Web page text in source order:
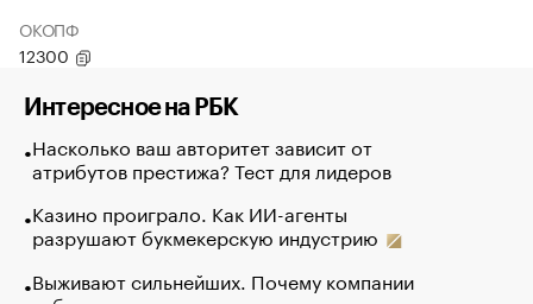
ОКОПФ
12300
Интересное на РБК
Насколько ваш авторитет зависит от
атрибутов престижа? Тест для лидеров
Казино проиграло. Как ИИ-агенты
разрушают букмекерскую индустрию
Выживают сильнейших. Почему компании